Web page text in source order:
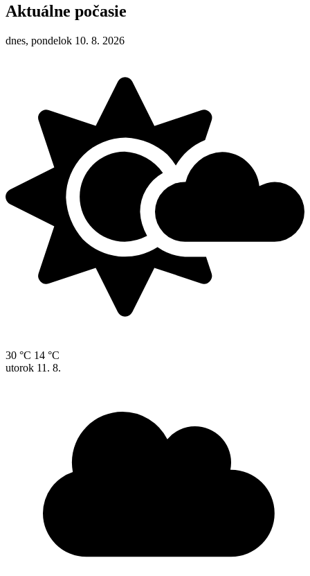
Aktuálne počasie
dnes, pondelok 10. 8. 2026
30 °C 14 °C
utorok 11. 8.